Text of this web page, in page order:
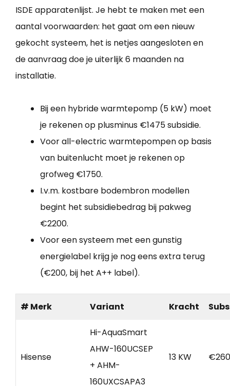
ISDE apparatenlijst. Je hebt te maken met een
aantal voorwaarden: het gaat om een nieuw
gekocht systeem, het is netjes aangesloten en
de aanvraag doe je uiterlijk 6 maanden na
installatie.
Bij een hybride warmtepomp (5 kW) moet
je rekenen op plusminus €1475 subsidie.
Voor all-electric warmtepompen op basis
van buitenlucht moet je rekenen op
grofweg €1750.
I.v.m. kostbare bodembron modellen
begint het subsidiebedrag bij pakweg
€2200.
Voor een systeem met een gunstig
energielabel krijg je nog eens extra terug
(€200, bij het A++ label).
# Merk Variant Kracht
Hisense
Hi-AquaSmart
AHW-160UCSEP
+ AHM-
160UXCSAPA3
13 KW